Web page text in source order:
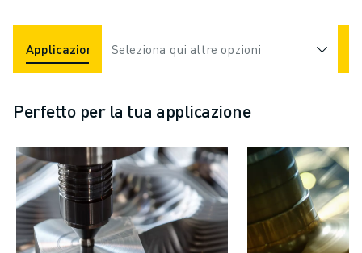
Applicazioni Settori
Seleziona qui altre opzioni
Perfetto per la tua applicazione